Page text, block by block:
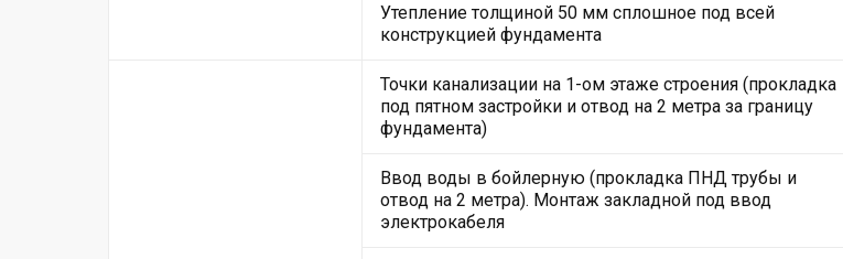
Утепление толщиной 50 мм сплошное под всей
конструкцией фундамента
Точки канализации на 1-ом этаже строения (прокладка
под пятном застройки и отвод на 2 метра за границу
фундамента)
Ввод воды в бойлерную (прокладка ПНД трубы и
отвод на 2 метра). Монтаж закладной под ввод
электрокабеля